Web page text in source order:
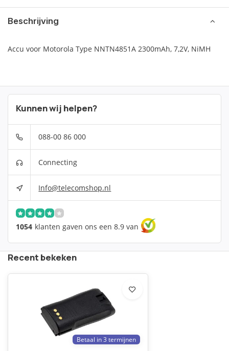
Beschrijving
Accu voor Motorola Type NNTN4851A 2300mAh, 7,2V, NiMH
Kunnen wij helpen?
088-00 86 000
Connecting
Info@telecomshop.nl
1054 klanten gaven ons een 8.9 van
Recent bekeken
Betaal in 3 termijnen